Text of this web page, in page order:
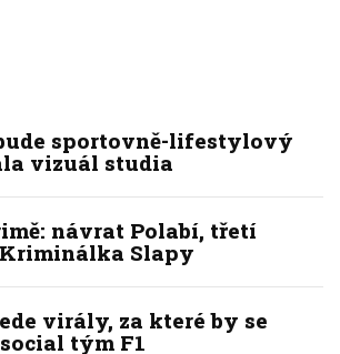
sportovně-lifestylový
vizuál studia
návrat Polabí, třetí
Slapy
virály, za které by se
tým F1